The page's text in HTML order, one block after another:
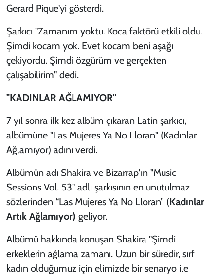
Gerard Pique'yi gösterdi.
Şarkıcı "Zamanım yoktu. Koca faktörü etkili oldu.
Şimdi kocam yok. Evet kocam beni aşağı
çekiyordu. Şimdi özgürüm ve gerçekten
çalışabilirim" dedi.
"KADINLAR AĞLAMIYOR"
7 yıl sonra ilk kez albüm çıkaran Latin şarkıcı,
albümüne "Las Mujeres Ya No Lloran" (Kadınlar
Ağlamıyor) adını verdi.
Albümün adı Shakira ve Bizarrap'ın "Music
Sessions Vol. 53" adlı şarkısının en unutulmaz
sözlerinden “Las Mujeres Ya No Lloran” (Kadınlar
Artık Ağlamıyor) geliyor.
Albümü hakkında konuşan Shakira "Şimdi
erkeklerin ağlama zamanı. Uzun bir süredir, sırf
kadın olduğumuz için elimizde bir senaryo ile